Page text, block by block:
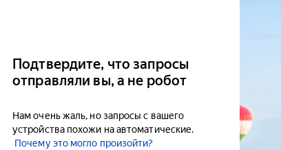
Подтвердите, что запросы
отправляли вы, а не робот
Нам очень жаль, но запросы с вашего
устройства похожи на автоматические.
Почему это могло произойти?